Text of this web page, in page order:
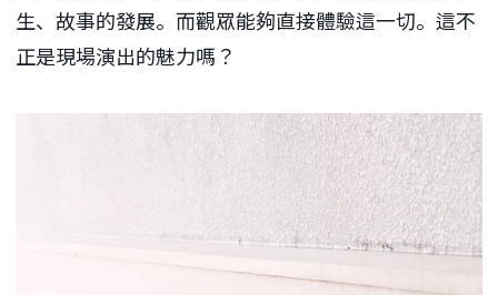
生、故事的發展。而觀眾能夠直接體驗這一切。這不
正是現場演出的魅力嗎？